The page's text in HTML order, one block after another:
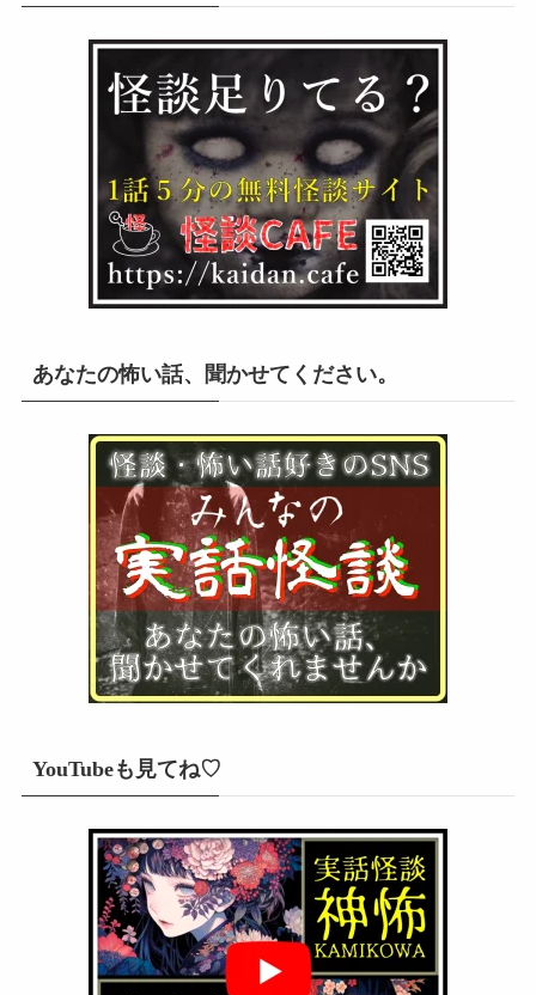
あなたの怖い話、聞かせてください。
YouTubeも見てね♡